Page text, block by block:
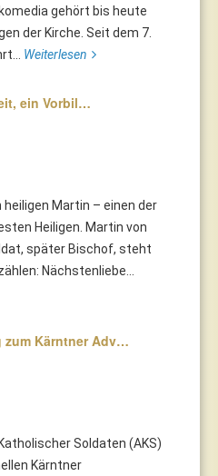
gehört bis heute
der Kirche. Seit dem 7.
Weiterlesen
ein Vorbil…
Martin – einen der
Heiligen. Martin von
später Bischof, steht
Nächstenliebe...
zum Kärntner Adv…
Soldaten (AKS)
Kärntner